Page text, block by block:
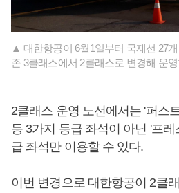
▲ 대한항공이 6월1일부터 국제선 27
존 3클래스에서 2클래스로 변경해 운
2클래스 운영 노선에서는 '퍼스
등 3가지 등급 좌석이 아닌 '프
급 좌석만 이용할 수 있다.
이번 변경으로 대한항공이 2클